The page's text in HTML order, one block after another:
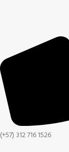
(+57) 312 716 1526